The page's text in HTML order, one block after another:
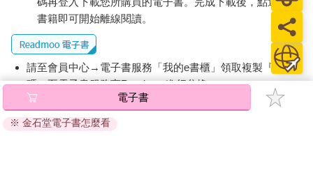
好幾次她想找我訴苦，話到嘴邊又吞回去，因為腦海浮現爸媽罵
人的臉，好害怕我也是個開口就責罵的大人。但一段時間下來，
聽到我上課時鼓勵學生們求助，並保證不會罵人，她遠遠地觀察
及猶豫了好久，才鼓起勇氣找我求救。
全面了解晨曦的狀況後，我請她接下來，每天向我回報手機的使
用時數、就寢時間與當天讀書時的心情。當她覺得心情不太對勁
書籍即可開始離線閱讀。
請至會員中心→電子書服務「我的e書櫃」領取複製『兌換
碼』至電子書服務商Readmoo進行兌換。
退換貨須知：
因版權保護，您在金石堂所購買的電子書僅能以金石堂專屬
電子書
※ 金石堂電子書怎麼看